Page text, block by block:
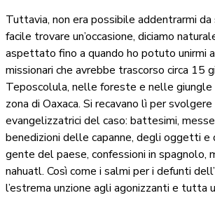
Tuttavia, non era possibile addentrarmi da
facile trovare un’occasione, diciamo
aspettato fino a quando ho potuto unirmi
missionari che avrebbe trascorso circa 15
Teposcolula, nelle foreste e nelle
zona di Oaxaca. Si recavano lì per
evangelizzatrici del caso: battesimi,
benedizioni delle capanne, degli oggetti
gente del paese, confessioni in spagnolo,
nahuatl. Così come i salmi per i defunti
l’estrema unzione agli agonizzanti e tutta